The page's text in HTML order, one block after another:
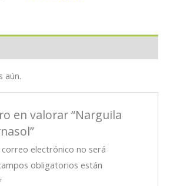
aún.
en valorar “Narguila
electrónico no será
obligatorios están